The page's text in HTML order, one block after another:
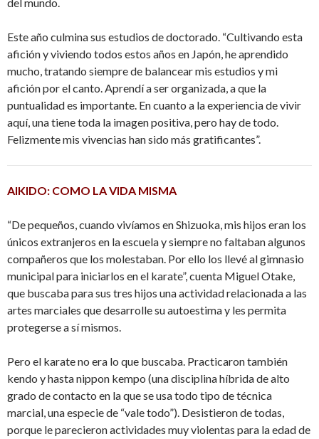
del mundo.
Este año culmina sus estudios de doctorado. “Cultivando esta
afición y viviendo todos estos años en Japón, he aprendido
mucho, tratando siempre de balancear mis estudios y mi
afición por el canto. Aprendí a ser organizada, a que la
puntualidad es importante. En cuanto a la experiencia de vivir
aquí, una tiene toda la imagen positiva, pero hay de todo.
Felizmente mis vivencias han sido más gratificantes”.
AIKIDO: COMO LA VIDA MISMA
“De pequeños, cuando vivíamos en Shizuoka, mis hijos eran los
únicos extranjeros en la escuela y siempre no faltaban algunos
compañeros que los molestaban. Por ello los llevé al gimnasio
municipal para iniciarlos en el karate”, cuenta Miguel Otake,
que buscaba para sus tres hijos una actividad relacionada a las
artes marciales que desarrolle su autoestima y les permita
protegerse a sí mismos.
Pero el karate no era lo que buscaba. Practicaron también
kendo y hasta nippon kempo (una disciplina híbrida de alto
grado de contacto en la que se usa todo tipo de técnica
marcial, una especie de “vale todo”). Desistieron de todas,
porque le parecieron actividades muy violentas para la edad de